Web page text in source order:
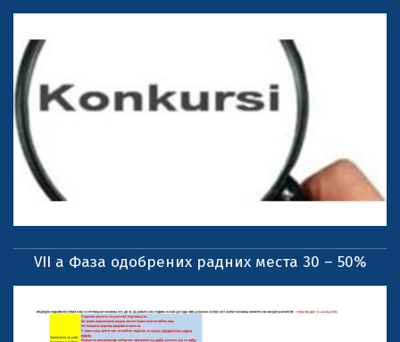
VII a Фаза одобрених радних места 30 – 50%